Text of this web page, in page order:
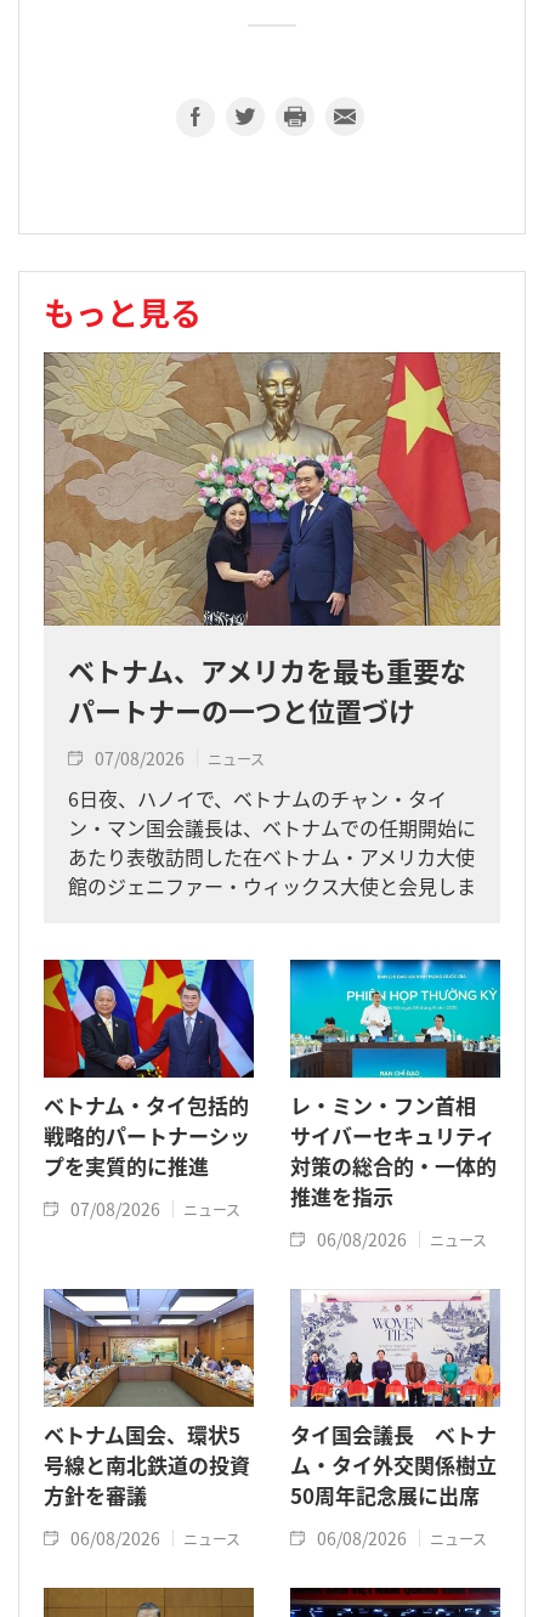
もっと見る
ベトナム、アメリカを最も重要な
パートナーの一つと位置づけ
07/08/2026 ニュース
6日夜、ハノイで、ベトナムのチャン・タイ
ン・マン国会議長は、ベトナムでの任期開始に
あたり表敬訪問した在ベトナム・アメリカ大使
館のジェニファー・ウィックス大使と会見しま
ベトナム・タイ包括的
戦略的パートナーシッ
プを実質的に推進
07/08/2026 ニュース
レ・ミン・フン首相
サイバーセキュリティ
対策の総合的・一体的
推進を指示
06/08/2026 ニュース
ベトナム国会、環状5
号線と南北鉄道の投資
方針を審議
06/08/2026 ニュース
タイ国会議長 ベトナ
ム・タイ外交関係樹立
50周年記念展に出席
06/08/2026 ニュース